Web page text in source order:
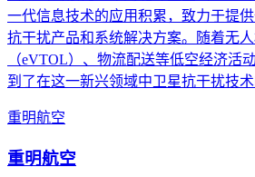
一代信息技术的应用积累，致力于提
抗干扰产品和系统解决方案。随着无
（eVTOL）、物流配送等低空经济活
到了在这一新兴领域中卫星抗干扰技
重明航空
重明航空